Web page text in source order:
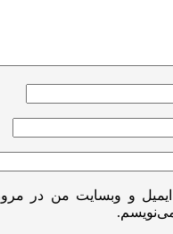
ایمیل و وبسایت من در